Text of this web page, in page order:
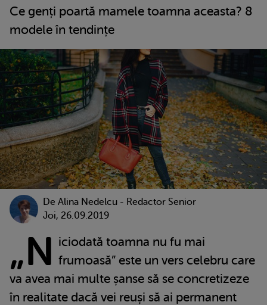
Ce genți poartă mamele toamna aceasta? 8
modele în tendințe
De Alina Nedelcu - Redactor Senior
Joi, 26.09.2019
„N iciodată toamna nu fu mai
frumoasă” este un vers celebru care
va avea mai multe șanse să se concretizeze
în realitate dacă vei reuși să ai permanent